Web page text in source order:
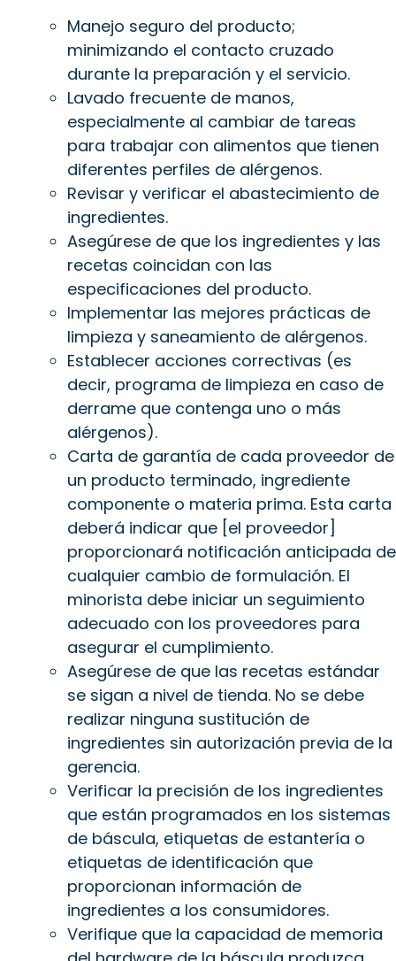
Manejo seguro del producto;
minimizando el contacto cruzado
durante la preparación y el servicio.
Lavado frecuente de manos,
especialmente al cambiar de tareas
para trabajar con alimentos que tienen
diferentes perfiles de alérgenos.
Revisar y verificar el abastecimiento de
ingredientes.
Asegúrese de que los ingredientes y las
recetas coincidan con las
especificaciones del producto.
Implementar las mejores prácticas de
limpieza y saneamiento de alérgenos.
Establecer acciones correctivas (es
decir, programa de limpieza en caso de
derrame que contenga uno o más
alérgenos).
Carta de garantía de cada proveedor de
un producto terminado, ingrediente
componente o materia prima. Esta carta
deberá indicar que [el proveedor]
proporcionará notificación anticipada de
cualquier cambio de formulación. El
minorista debe iniciar un seguimiento
adecuado con los proveedores para
asegurar el cumplimiento.
Asegúrese de que las recetas estándar
se sigan a nivel de tienda. No se debe
realizar ninguna sustitución de
ingredientes sin autorización previa de la
gerencia.
Verificar la precisión de los ingredientes
que están programados en los sistemas
de báscula, etiquetas de estantería o
etiquetas de identificación que
proporcionan información de
ingredientes a los consumidores.
Verifique que la capacidad de memoria